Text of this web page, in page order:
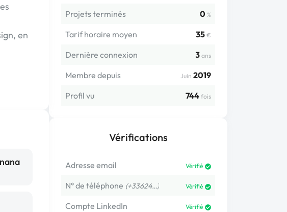
Projets terminés 0 %
Tarif horaire moyen 35 €
Dernière connexion 3 ans
Membre depuis Juin 2019
Profil vu
744 fois
Vérifications
Adresse email Vérifié
N° de téléphone (+33624…) Vérifié
Compte LinkedIn Vérifié
en